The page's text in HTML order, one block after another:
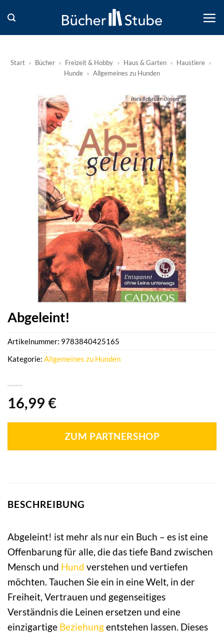
Inhalt
springen
Start » Bücher » Freizeit & Hobby » Haus & Garten » Haustiere »
Hunde » Allgemeines zu Hunden
Abgeleint!
16,99 €
ZUM PARTNERSHOP
Artikelnummer: 9783840425165
Kategorie: Allgemeines zu Hunden
BESCHREIBUNG
Abgeleint! ist mehr als nur ein Buch – es ist eine
Offenbarung für alle, die das tiefe Band zwischen
Mensch und Hund verstehen und vertiefen
möchten. Tauchen Sie ein in eine Welt, in der
Freiheit, Vertrauen und gegenseitiges
Verständnis die Leinen ersetzen und eine
einzigartige Beziehungentstehen lassen. Dieses